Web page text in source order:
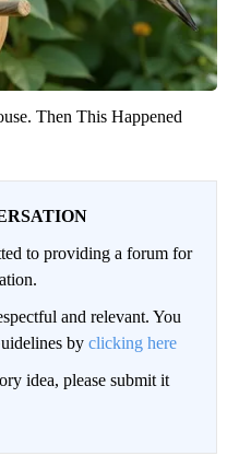
Then This Happened
to providing a forum for
and relevant. You
by clicking here
idea, please submit it